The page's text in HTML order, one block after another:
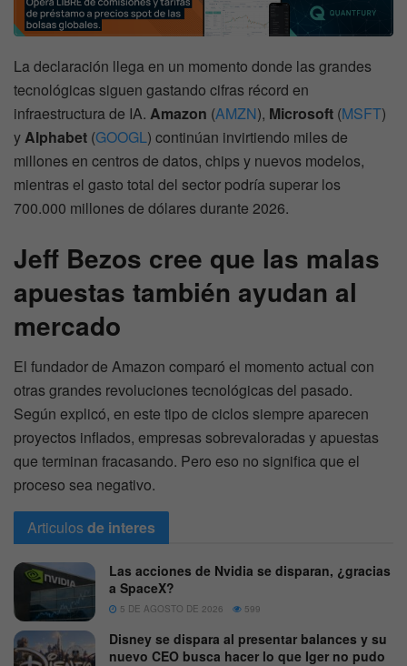
La declaración llega en un momento donde las grandes
tecnológicas siguen gastando cifras récord en
infraestructura de IA. Amazon (AMZN), Microsoft (MSFT)
yAlphabet (GOOGL) continúan invirtiendo miles de
millones en centros de datos, chips y nuevos modelos,
mientras el gasto total del sector podría superar los
700.000 millones de dólares durante 2026.
Jeff Bezos cree que las malas
apuestas también ayudan al
mercado
El fundador de Amazon comparó el momento actual con
otras grandes revoluciones tecnológicas del pasado.
Según explicó, en este tipo de ciclos siempre aparecen
proyectos inflados, empresas sobrevaloradas y apuestas
que terminan fracasando. Pero eso no significa que el
proceso sea negativo.
Articulosde interes
Las acciones de Nvidia se disparan, ¿gracias
a SpaceX?
5 DE AGOSTO DE 2026 599
Disney se dispara al presentar balances y su
nuevo CEO busca hacer lo que Iger no pudo